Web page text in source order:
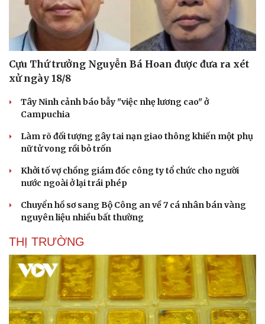
Cựu Thứ trưởng Nguyễn Bá Hoan được đưa ra xét
xử ngày 18/8
Tây Ninh cảnh báo bẫy "việc nhẹ lương cao" ở
Campuchia
Làm rõ đối tượng gây tai nạn giao thông khiến một phụ
nữ tử vong rồi bỏ trốn
Khởi tố vợ chồng giám đốc công ty tổ chức cho người
nước ngoài ở lại trái phép
Chuyển hồ sơ sang Bộ Công an về 7 cá nhân bán vàng
nguyên liệu nhiều bất thường
THỊ TRƯỜNG